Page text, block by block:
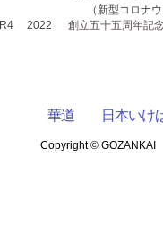
（新型コロナ
R4 2022 創立五十五周年記
華道 日本いけ
Copyright ©